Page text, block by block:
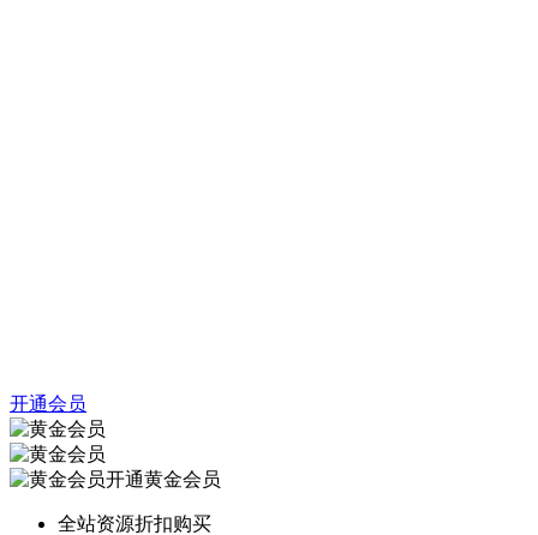
开通会员
开通黄金会员
全站资源折扣购买